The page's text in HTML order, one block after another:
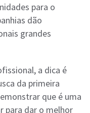
para o
dão
grandes
a dica é
da primeira
que é uma
para dar o melhor